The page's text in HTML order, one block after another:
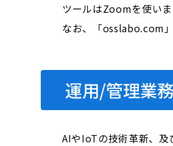
ツールはZoomを使いま
なお、「osslabo.com
運用/管理業
AIやIoTの技術革新、及